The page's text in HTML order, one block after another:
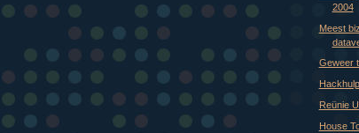
2004
Meest
Geweer
Reünie
House